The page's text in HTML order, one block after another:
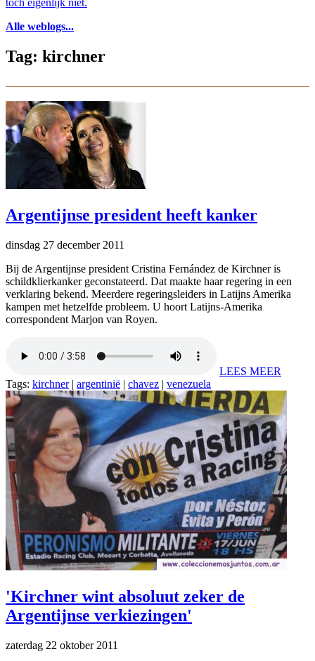
Alle weblogs...
Tag: kirchner
Argentijnse president heeft kanker
dinsdag 27 december 2011
Bij de Argentijnse president Cristina Fernández de Kirchner is
schildklierkanker geconstateerd. Dat maakte haar regering in een
verklaring bekend. Meerdere regeringsleiders in Latijns Amerika
kampen met hetzelfde probleem. U hoort Latijns-Amerika
correspondent Marjon van Royen.
LEES MEER
Tags: kirchner| argentinië | chavez | venezuela
'Kirchner wint absoluut zeker de
Argentijnse verkiezingen'
zaterdag 22 oktober 2011